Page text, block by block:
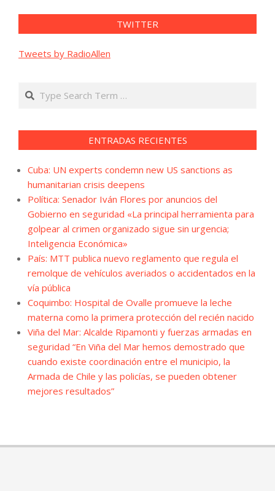
TWITTER
Tweets by RadioAllen
Search
ENTRADAS RECIENTES
Cuba: UN experts condemn new US sanctions as
humanitarian crisis deepens
Política: Senador Iván Flores por anuncios del
Gobierno en seguridad «La principal herramienta para
golpear al crimen organizado sigue sin urgencia;
Inteligencia Económica»
País: MTT publica nuevo reglamento que regula el
remolque de vehículos averiados o accidentados en la
vía pública
Coquimbo: Hospital de Ovalle promueve la leche
materna como la primera protección del recién nacido
Viña del Mar: Alcalde Ripamonti y fuerzas armadas en
seguridad “En Viña del Mar hemos demostrado que
cuando existe coordinación entre el municipio, la
Armada de Chile y las policías, se pueden obtener
mejores resultados”